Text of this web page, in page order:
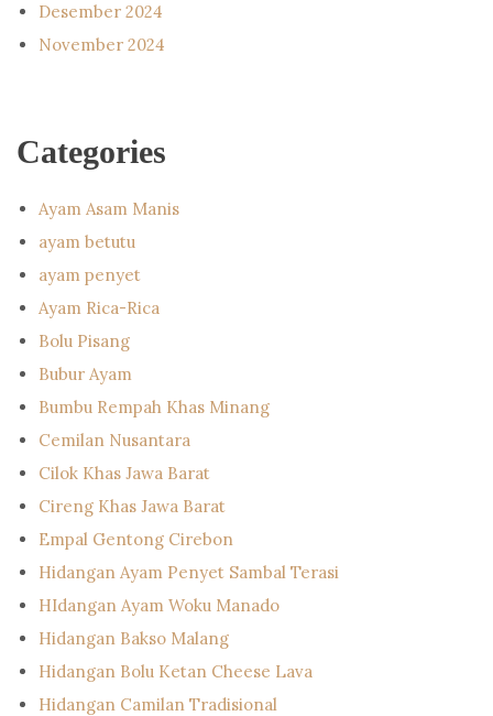
Desember 2024
November 2024
Categories
Ayam Asam Manis
ayam betutu
ayam penyet
Ayam Rica-Rica
Bolu Pisang
Bubur Ayam
Bumbu Rempah Khas Minang
Cemilan Nusantara
Cilok Khas Jawa Barat
Cireng Khas Jawa Barat
Empal Gentong Cirebon
Hidangan Ayam Penyet Sambal Terasi
HIdangan Ayam Woku Manado
Hidangan Bakso Malang
Hidangan Bolu Ketan Cheese Lava
Hidangan Camilan Tradisional